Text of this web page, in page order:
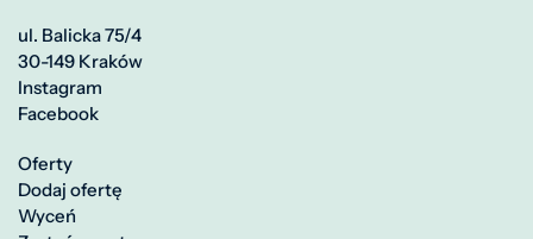
ul. Balicka 75/4
30-149 Kraków
Instagram
Facebook
Oferty
Dodaj ofertę
Wyceń